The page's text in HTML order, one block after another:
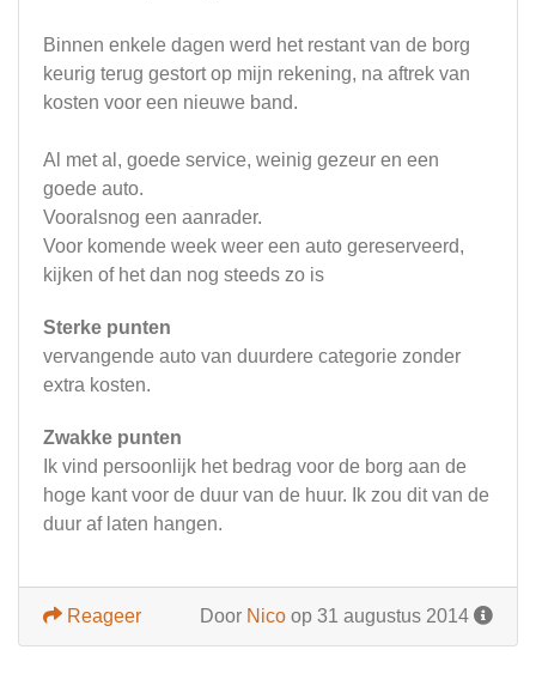
Binnen enkele dagen werd het restant van de borg
keurig terug gestort op mijn rekening, na aftrek van
kosten voor een nieuwe band.
Al met al, goede service, weinig gezeur en een
goede auto.
Vooralsnog een aanrader.
Voor komende week weer een auto gereserveerd,
kijken of het dan nog steeds zo is
Sterke punten
vervangende auto van duurdere categorie zonder
extra kosten.
Zwakke punten
Ik vind persoonlijk het bedrag voor de borg aan de
hoge kant voor de duur van de huur. Ik zou dit van de
duur af laten hangen.
Door Nico op 31 augustus 2014
Reageer